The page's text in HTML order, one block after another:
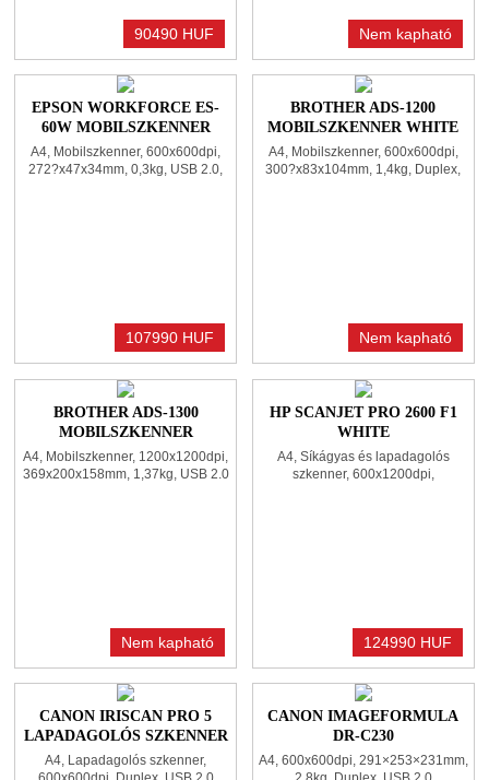
90490 HUF Nem kapható
EPSON WORKFORCE ES-
60W MOBILSZKENNER
BLACK
A4, Mobilszkenner, 600x600dpi,
272?x47x34mm, 0,3kg, USB 2.0,
107990 HUF
BROTHER ADS-1200
MOBILSZKENNER WHITE
A4, Mobilszkenner, 600x600dpi,
300?x83x104mm, 1,4kg, Duplex,
Nem kapható
BROTHER ADS-1300
MOBILSZKENNER
A4, Mobilszkenner, 1200x1200dpi,
369x200x158mm, 1,37kg, USB 2.0
Nem kapható
HP SCANJET PRO 2600 F1
WHITE
A4, Síkágyas és lapadagolós
szkenner, 600x1200dpi,
124990 HUF
CANON IRISCAN PRO 5
LAPADAGOLÓS SZKENNER
WHITE
A4, Lapadagolós szkenner,
CANON IMAGEFORMULA
DR-C230
A4, 600x600dpi, 291×253×231mm,